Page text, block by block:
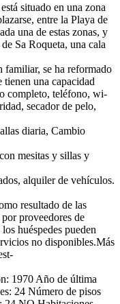
situado en una zona
entre la Playa de
una de estas zonas, y
Sa Roqueta, una cala
familiar, se ha reformado
tienen una capacidad
completo, teléfono, wi-
secador de pelo,
diaria, Cambio
mesitas y sillas y
alquiler de vehículos.
resultado de las
proveedores de
huéspedes pueden
no disponibles.Más
1970 Año de última
24 Número de pisos